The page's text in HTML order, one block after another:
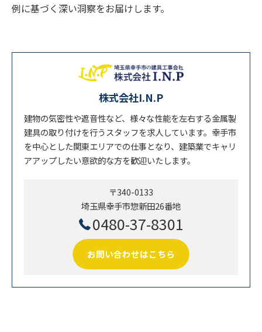
例に基づく深い洞察をお届けします。
株式会社I.N.P
建物の気密性や遮音性など、様々な性能を左右する金属製
建具の取り付けを行うスタッフを求人しています。幸手市
を中心とした関東エリアでの仕事となり、建築業でキャリ
アアップしたい意欲的な方を歓迎いたします。
〒340-0133
埼玉県幸手市惣新田26番地
0480-37-8301
お問い合わせはこちら